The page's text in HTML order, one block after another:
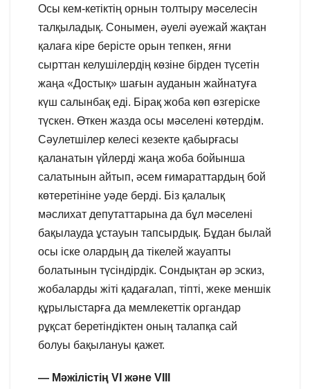
Осы кем-кетіктің орнын толтыру мәселесін
талқыладық. Сонымен, әуелі әуежай жақтан
қалаға кіре берісте орын тепкен, яғни
сырттан келушілердің көзіне бірден түсетін
жаңа «Достық» шағын ауданын жайнатуға
күш салынбақ еді. Бірақ жоба көп өзгеріске
түскен. Өткен жазда осы мәселені көтердім.
Сәулетшілер келесі кезекте қабырғасы
қаланатын үйлерді жаңа жоба бойынша
салатынын айтып, әсем ғимараттардың бой
көтеретініне уәде берді. Біз қалалық
мәслихат депутаттарына да бұл мәселені
бақылауда ұстауын тапсырдық. Бұдан былай
осы іске олардың да тікелей жауапты
болатынын түсіндірдік. Сондықтан әр эскиз,
жобаларды жіті қадағалап, тіпті, жеке меншік
құрылыстарға да мемлекеттік органдар
рұқсат беретіндіктен оның талапқа сай
болуы бақылануы қажет.
— Мәжілістің VІ және VІІІ